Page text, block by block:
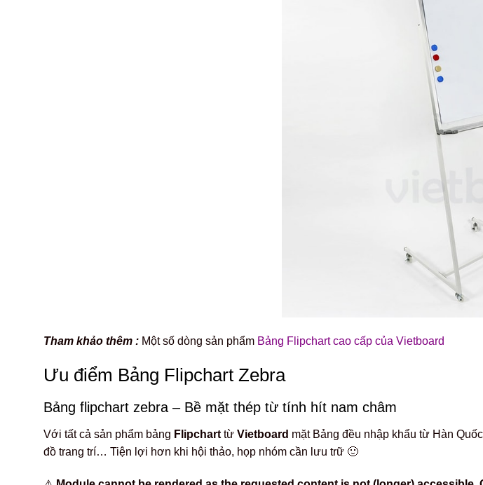
Tham khảo thêm : Một số dòng sản phẩm Bảng Flipchart cao cấp của Vietboard
Ưu điểm Bảng Flipchart Zebra
Bảng flipchart zebra – Bề mặt thép từ tính hít nam châm
Với tất cả sản phẩm bảng Flipchart từ Vietboard mặt Bảng đều nhập khẩu từ Hàn
đồ trang trí… Tiện lợi hơn khi hội thảo, họp nhóm cần lưu trữ 🙂